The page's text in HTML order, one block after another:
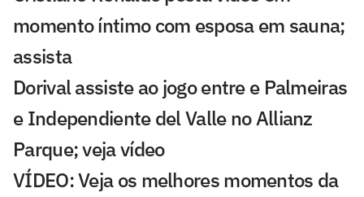
momento íntimo com esposa em sauna;
assista
Dorival assiste ao jogo entre e Palmeiras
e Independiente del Valle no Allianz
Parque; veja vídeo
VÍDEO: Veja os melhores momentos da